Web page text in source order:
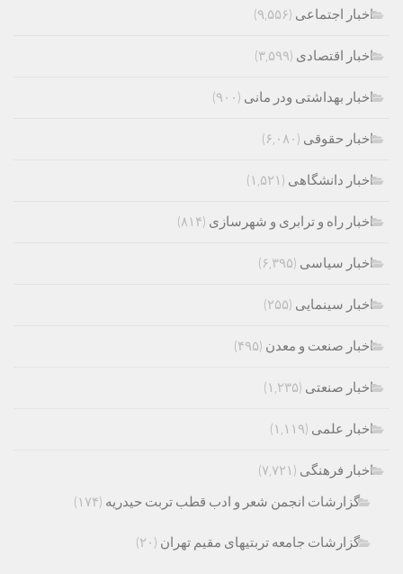
اخبار اجتماعی (۹,۵۵۶)
اخبار اقتصادی (۳,۵۹۹)
اخبار بهداشتی ودر مانی (۹۰۰)
اخبار حقوقی (۶,۰۸۰)
اخبار دانشگاهی (۱,۵۲۱)
اخبار راه و ترابری و شهرسازی (۸۱۴)
اخبار سیاسی (۶,۳۹۵)
اخبار سینمایی (۲۵۵)
اخبار صنعت و معدن (۴۹۵)
اخبار صنعتی (۱,۲۳۵)
اخبار علمی (۱,۱۱۹)
اخبار فرهنگی (۷,۷۲۱)
گزارشات انجمن شعر و ادب قطب تربت حیدریه (۱۷۴)
گزارشات جامعه تربتیهای مقیم تهران (۲۰)